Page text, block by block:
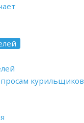
курильщиков